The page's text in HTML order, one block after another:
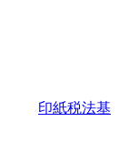
印紙税法基